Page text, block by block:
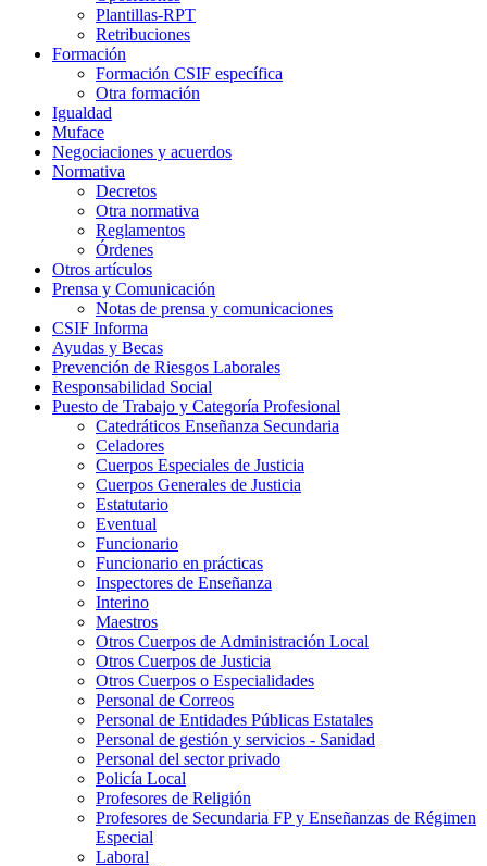
Plantillas-RPT
Retribuciones
Formación
Formación CSIF específica
Otra formación
Igualdad
Muface
Negociaciones y acuerdos
Normativa
Decretos
Otra normativa
Reglamentos
Órdenes
Otros artículos
Prensa y Comunicación
Notas de prensa y comunicaciones
CSIF Informa
Ayudas y Becas
Prevención de Riesgos Laborales
Responsabilidad Social
Puesto de Trabajo y Categoría Profesional
Catedráticos Enseñanza Secundaria
Celadores
Cuerpos Especiales de Justicia
Cuerpos Generales de Justicia
Estatutario
Eventual
Funcionario
Funcionario en prácticas
Inspectores de Enseñanza
Interino
Maestros
Otros Cuerpos de Administración Local
Otros Cuerpos de Justicia
Otros Cuerpos o Especialidades
Personal de Correos
Personal de Entidades Públicas Estatales
Personal de gestión y servicios - Sanidad
Personal del sector privado
Policía Local
Profesores de Religión
Profesores de Secundaria FP y Enseñanzas de Régimen
Especial
Laboral